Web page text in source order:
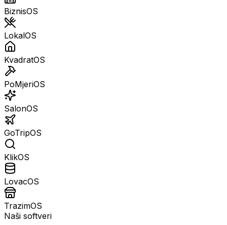
BiznisOS
LokalOS
KvadratOS
PoMjeriOS
SalonOS
GoTripOS
KlikOS
LovacOS
TrazimOS
Naši softveri